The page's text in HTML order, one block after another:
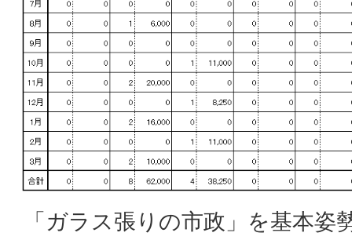
「ガラス張りの市政」を基本姿